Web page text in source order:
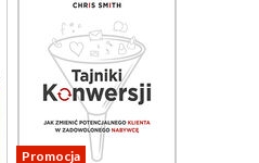
Promocja